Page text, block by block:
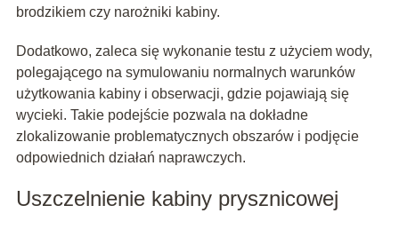
brodzikiem czy narożniki kabiny.
Dodatkowo, zaleca się wykonanie testu z użyciem wody,
polegającego na symulowaniu normalnych warunków
użytkowania kabiny i obserwacji, gdzie pojawiają się
wycieki. Takie podejście pozwala na dokładne
zlokalizowanie problematycznych obszarów i podjęcie
odpowiednich działań naprawczych.
Uszczelnienie kabiny prysznicowej